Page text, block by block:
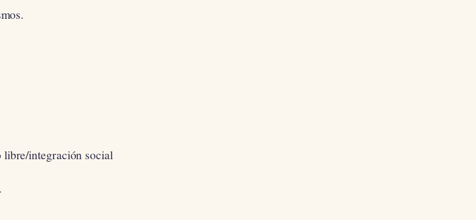
integración social